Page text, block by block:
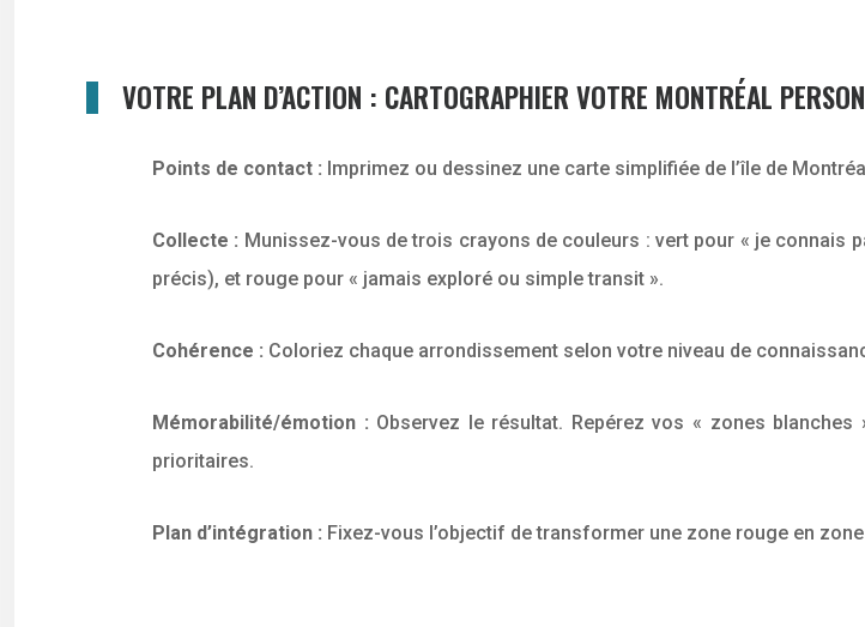
VOTRE PLAN D’ACTION : CARTOGRAPHIER VOTRE MONTRÉAL
Points de contact : Imprimez ou dessinez une carte simplifiée de l’île de
Collecte : Munissez-vous de trois crayons de couleurs : vert pour « je connais
précis), et rouge pour « jamais exploré ou simple transit ».
Cohérence : Coloriez chaque arrondissement selon votre niveau de
Mémorabilité/émotion : Observez le résultat. Repérez vos « zones
prioritaires.
Plan d’intégration : Fixez-vous l’objectif de transformer une zone rouge en